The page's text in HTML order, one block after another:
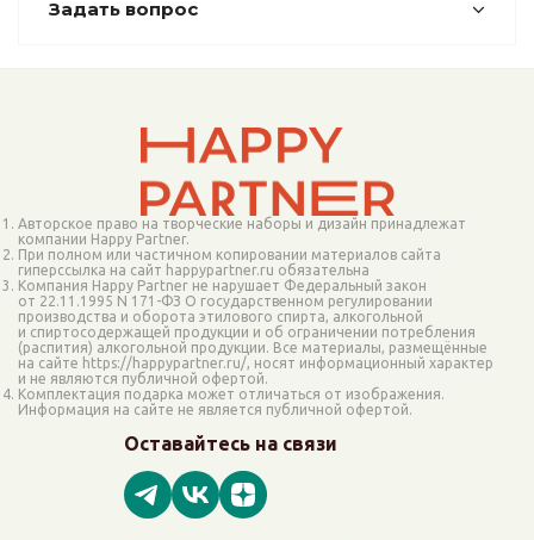
Задать вопрос
Авторское право на творческие наборы и дизайн принадлежат
компании Happy Partner.
При полном или частичном копировании материалов сайта
гиперссылка на сайт happypartner.ru обязательна
Компания Happy Partner не нарушает Федеральный закон
от 22.11.1995 N 171-ФЗ О государственном регулировании
производства и оборота этилового спирта, алкогольной
и спиртосодержащей продукции и об ограничении потребления
(распития) алкогольной продукции. Все материалы, размещённые
на сайте https://happypartner.ru/, носят информационный характер
и не являются публичной офертой.
Комплектация подарка может отличаться от изображения.
Информация на сайте не является публичной офертой.
Оставайтесь на связи